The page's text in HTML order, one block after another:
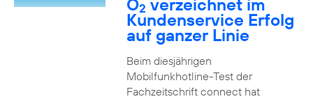
O2 verzeichnet im
Kundenservice Erfolg
auf ganzer Linie
Beim diesjährigen
Mobilfunkhotline-Test der
Fachzeitschrift connect hat